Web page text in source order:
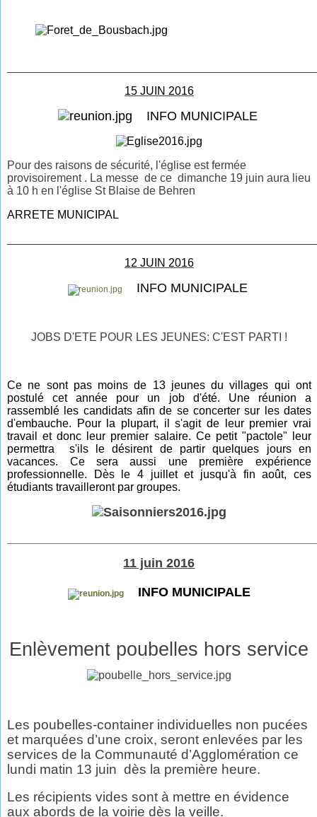
15 JUIN 2016
INFO MUNICIPALE
Pour des raisons de sécurité, l'église est fermée
provisoirement . La messe de ce dimanche 19 juin aura lieu
à 10 h en l'église St Blaise de Behren
ARRETE MUNICIPAL
12 JUIN 2016
INFO MUNICIPALE
JOBS D'ETE POUR LES JEUNES: C'EST PARTI !
Ce ne sont pas moins de 13 jeunes du villages qui ont
postulé cet année pour un job d'été. Une réunion a
rassemblé les candidats afin de se concerter sur les dates
d'embauche. Pour la plupart, il s'agit de leur premier vrai
travail et donc leur premier salaire. Ce petit "pactole" leur
permettra s'ils le désirent de partir quelques jours en
vacances. Ce sera aussi une première expérience
professionnelle. Dès le 4 juillet et jusqu'à fin août, ces
étudiants travailleront par groupes.
11 juin 2016
INFO MUNICIPALE
Enlèvement poubelles hors service
Les poubelles-container individuelles non pucées
et marquées d’une croix, seront enlevées par les
services de la Communauté d’Agglomération ce
lundi matin 13 juin dès la première heure.
Les récipients vides sont à mettre en évidence
aux abords de la voirie dès la veille.